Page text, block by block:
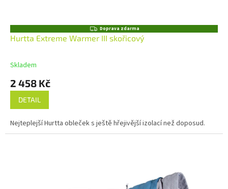
Z
A
Doprava zdarma
Hurtta Extreme Warmer III skořicový
Skladem
2 458 Kč
DETAIL
Nejteplejší Hurtta obleček s ještě hřejivější izolací než doposud.